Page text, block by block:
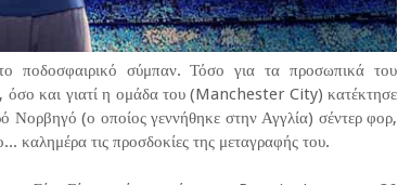
ποδοσφαιρικό σύμπαν. Τόσο για τα προσωπικά του
όσο και γιατί η ομάδα του (Manchester City) κατέκτησε
Νορβηγό (ο οποίος γεννήθηκε στην Αγγλία) σέντερ φορ,
τις προσδοκίες της μεταγραφής του.